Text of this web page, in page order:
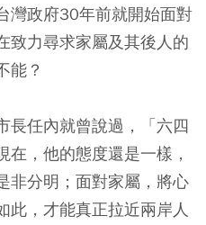
灣政府30年前就開始面對
致力尋求家屬及其後人的
能？
長任內就曾說過，「六四
，他的態度還是一樣，
非分明；面對家屬，將心
此，才能真正拉近兩岸人